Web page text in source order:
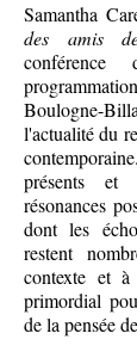
Samantha
des amis
conférence
Boulogne-
l'actualité du
présents et
résonances
dont les
restent
contexte et
primordial
de la pensée